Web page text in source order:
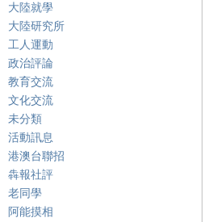
大陸就學
大陸研究所
工人運動
政治評論
教育交流
文化交流
未分類
活動訊息
港澳台聯招
犇報社評
老同學
阿能摸相